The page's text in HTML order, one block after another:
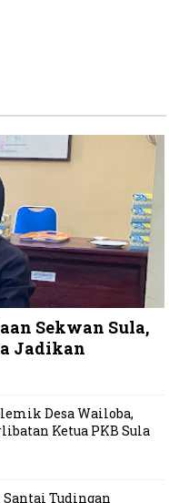
Sekwan Sula,
Jadikan
Desa Wailoba,
Ketua PKB Sula
Santai Tudingan